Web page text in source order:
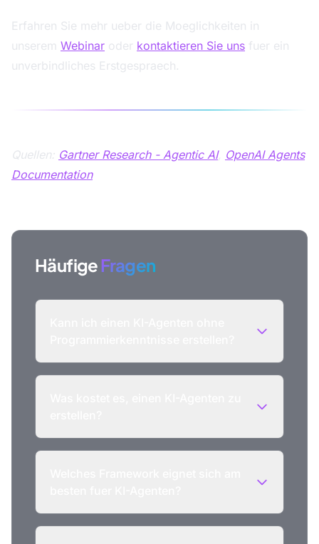
Erfahren Sie mehr ueber die Moeglichkeiten in
unserem Webinar oder kontaktieren Sie uns fuer ein
unverbindliches Erstgespraech.
Quellen: Gartner Research - Agentic AI, OpenAI Agents
Documentation
HäufigeFragen